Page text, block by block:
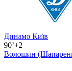
Динамо Київ
90’+2
Волошин